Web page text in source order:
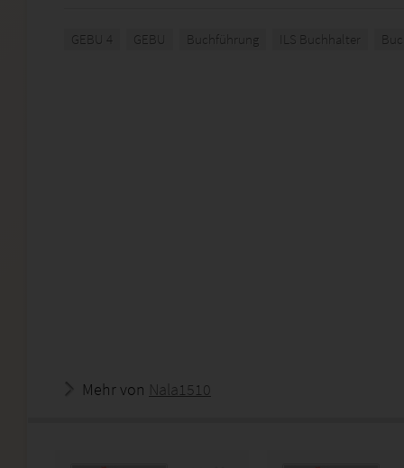
GEBU 4 GEBU Buchführung ILS Buchhalter
Mehr von Nala1510